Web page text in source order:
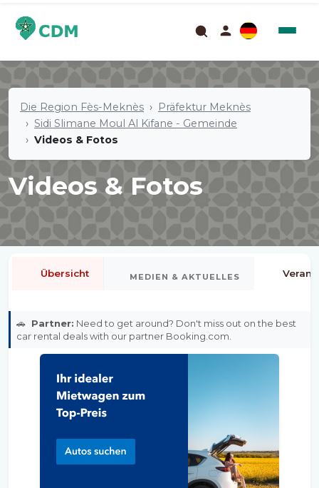
Die Region Fès-Meknès
Präfektur Meknès
Sidi Slimane Moul Al Kifane - Gemeinde
Videos & Fotos
Videos & Fotos
Übersicht MEDIEN & AKTUELLES
🚗 Partner: Need to get around? Don't miss out on the best
car rental deals with our partner Booking.com.